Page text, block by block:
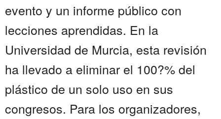
evento y un informe público con
lecciones aprendidas. En la
Universidad de Murcia, esta revisión
ha llevado a eliminar el 100?% del
plástico de un solo uso en sus
congresos. Para los organizadores,